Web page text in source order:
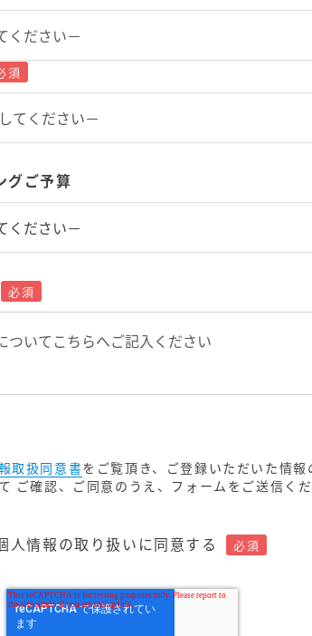
グご予算
取扱同意書をご覧頂き、ご登録いただいた情報
ご確認、ご同意のうえ、フォームをご送信くだ
人情報の取り扱いに同意する